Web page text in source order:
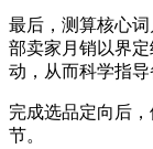
最后，测算核心
部卖家月销以界
动，从而科学指导
完成选品定向后
节。